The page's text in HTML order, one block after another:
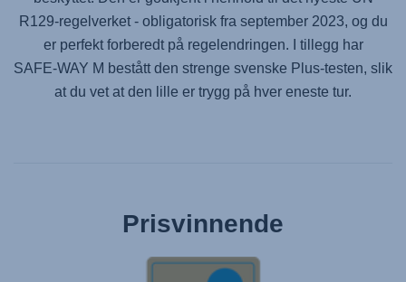
R129-regelverket - obligatorisk fra september 2023, og du
er perfekt forberedt på regelendringen. I tillegg har
SAFE-WAY M bestått den strenge svenske Plus-testen, slik
at du vet at den lille er trygg på hver eneste tur.
Prisvinnende